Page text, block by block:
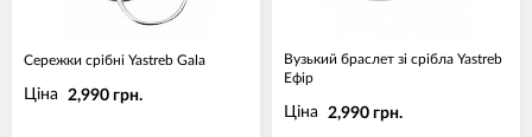
Сережки срібні Yastreb Gala
Ціна 2,990 грн.
Вузький браслет зі срібла Yastreb
Ефір
Ціна 2,990 грн.